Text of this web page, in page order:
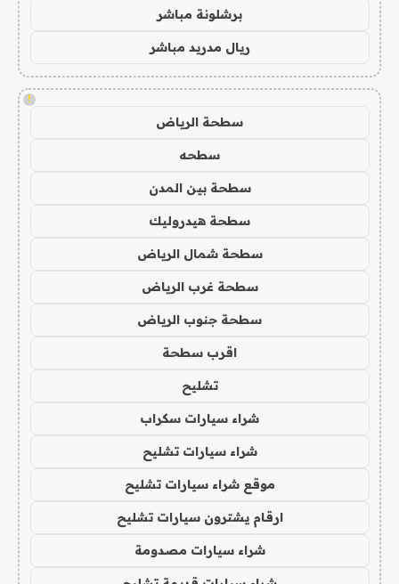
برشلونة مباشر
ريال مدريد مباشر
!
سطحة الرياض
سطحه
سطحة بين المدن
سطحة هيدروليك
سطحة شمال الرياض
سطحة غرب الرياض
سطحة جنوب الرياض
اقرب سطحة
تشليح
شراء سيارات سكراب
شراء سيارات تشليح
موقع شراء سيارات تشليح
ارقام يشترون سيارات تشليح
شراء سيارات مصدومة